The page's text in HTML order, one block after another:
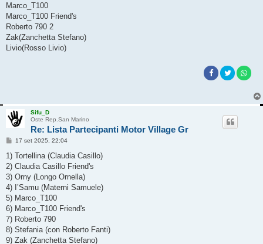
i
o
Marco_T100
Marco_T100 Friend's
Roberto 790 2
Zak(Zanchetta Stefano)
Livio(Rosso Livio)
Sifu_D
Oste Rep.San Marino
Re: Lista Partecipanti Motor Village Gr
M
s
a
g
o
17 set 2025, 22:04
1) Tortellina (Claudia Casillo)
2) Claudia Casillo Friend's
3) Orny (Longo Ornella)
4) I’Samu (Materni Samuele)
5) Marco_T100
6) Marco_T100 Friend's
7) Roberto 790
8) Stefania (con Roberto Fanti)
9) Zak (Zanchetta Stefano)